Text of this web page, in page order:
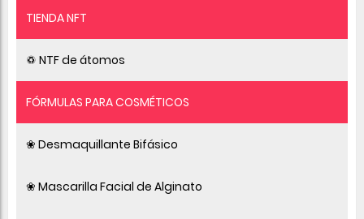
TIENDA NFT
♽ NTF de átomos
FÓRMULAS PARA COSMÉTICOS
❀ Desmaquillante Bifásico
❀ Mascarilla Facial de Alginato